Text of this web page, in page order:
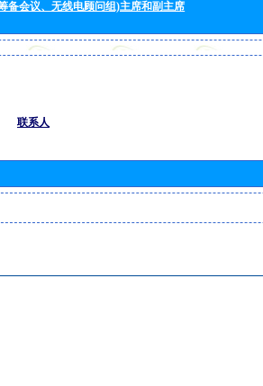
备会议、无线电顾问组)主席和副主席
联系人